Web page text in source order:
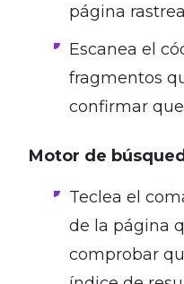
página
Escanea el
fragmentos
confirmar
Motor de
Teclea el
de la página
comprobar